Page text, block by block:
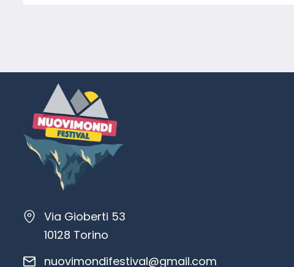
Via Gioberti 53
10128 Torino
nuovimondifestival@gmail.com